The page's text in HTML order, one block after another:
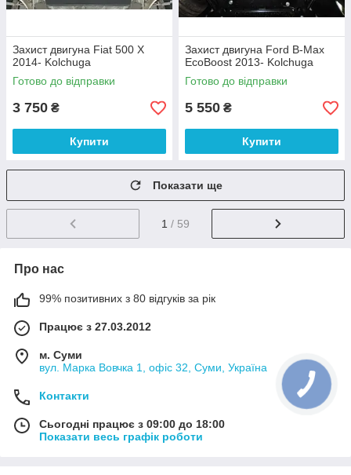
Захист двигуна Fiat 500 Х
2014- Kolchuga
Готово до відправки
3 750 ₴
Купити
Захист двигуна Ford B-Max
EcoBoost 2013- Kolchuga
Готово до відправки
5 550 ₴
Купити
Показати ще
1 / 59
Про нас
99% позитивних з 80 відгуків за рік
Працює з 27.03.2012
м. Суми
вул. Марка Вовчка 1, офіс 32, Суми, Україна
Контакти
Сьогодні працює з 09:00 до 18:00
Показати весь графік роботи